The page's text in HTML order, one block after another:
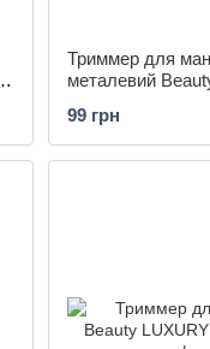
Триммер для
металевий
99 грн